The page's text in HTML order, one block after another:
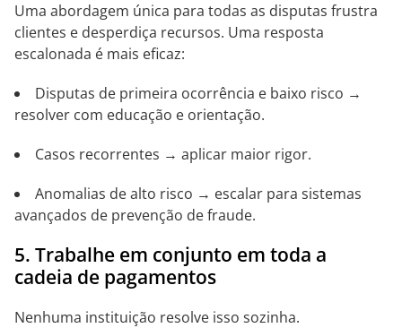
Uma abordagem única para todas as disputas frustra
clientes e desperdiça recursos. Uma resposta
escalonada é mais eficaz:
Disputas de primeira ocorrência e baixo risco →
resolver com educação e orientação.
Casos recorrentes → aplicar maior rigor.
Anomalias de alto risco → escalar para sistemas
avançados de prevenção de fraude.
5. Trabalhe em conjunto em toda a
cadeia de pagamentos
Nenhuma instituição resolve isso sozinha.